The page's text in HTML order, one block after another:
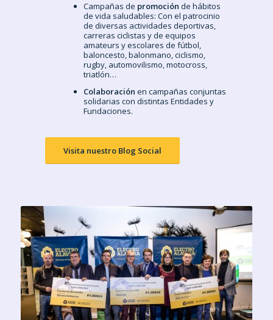
Campañas de promoción de hábitos
de vida saludables: Con el patrocinio
de diversas actividades deportivas,
carreras ciclistas y de equipos
amateurs y escolares de fútbol,
baloncesto, balonmano, ciclismo,
rugby, automovilismo, motocross,
triatlón…
Colaboración en campañas conjuntas
solidarias con distintas Entidades y
Fundaciones.
Visita nuestro Blog Social